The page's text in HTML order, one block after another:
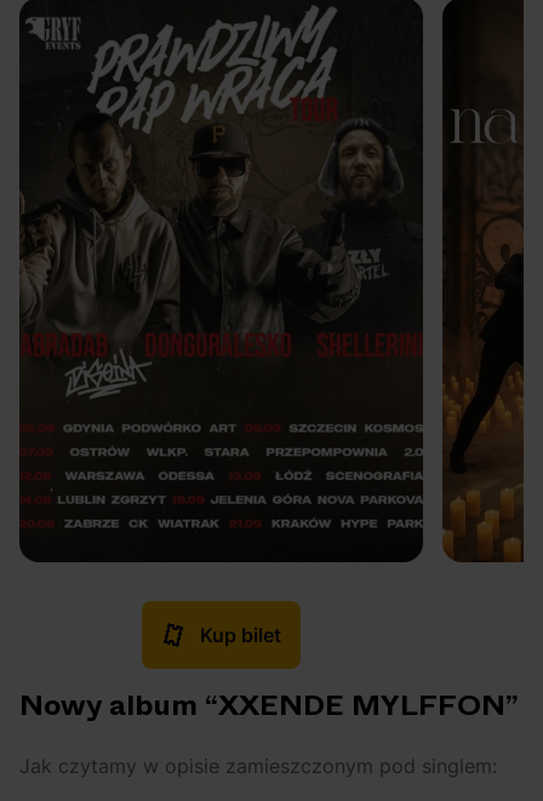
Kup bilet
Nowy album “XXENDE MYLFFON”
Jak czytamy w opisie zamieszczonym pod singlem: